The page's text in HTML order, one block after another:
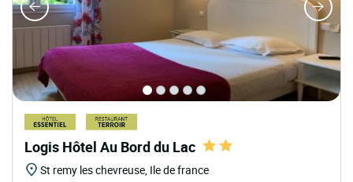
Logis Hôtel Au Bord du Lac
St remy les chevreuse, Ile de france